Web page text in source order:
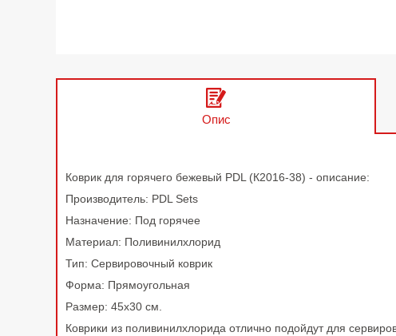
Опис
Коврик для горячего бежевый PDL (К2016-38) - описание:
Производитель: PDL Sets
Назначение: Под горячее
Материал: Поливинилхлорид
Тип: Сервировочный коврик
Форма: Прямоугольная
Размер: 45х30 см.
Коврики из поливинилхлорида отлично подойдут для